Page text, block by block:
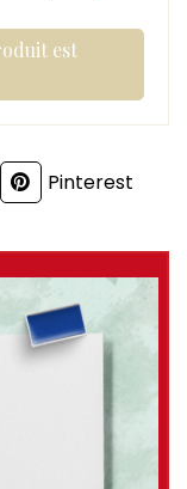
est
Pinterest